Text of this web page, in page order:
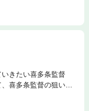
きたい喜多条監督
喜多条監督の狙い通
、絶好調の江崎は滝
す。